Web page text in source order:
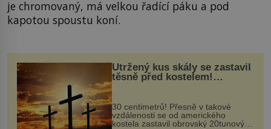
je chromovaný, má velkou řadící páku a pod
kapotou spoustu koní.
Utržený kus skály se zastavil
těsně před kostelem!
Ochránila ho boží síla?
30 centimetrů! Přesně v takové
vzdálenosti se od amerického
kostela zastavil obrovský 20tunový